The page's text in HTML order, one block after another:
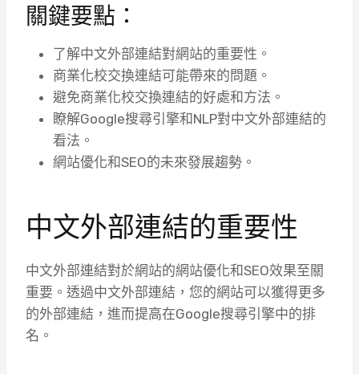
關鍵要點：
了解中文外部連結對網站的重要性。
商業化校交換連結可能帶來的問題。
避免商業化校交換連結的好處和方法。
瞭解Google搜尋引擎和NLP對中文外部連結的
看法。
網站優化和SEO的未來發展趨勢。
中文外部連結的重要性
中文外部連結對於網站的網站優化和SEO效果至關
重要。透過中文外部連結，您的網站可以獲得更多
的外部連結，進而提高在Google搜尋引擎中的排
名。